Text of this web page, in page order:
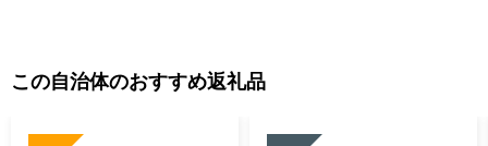
この自治体のおすすめ返礼品